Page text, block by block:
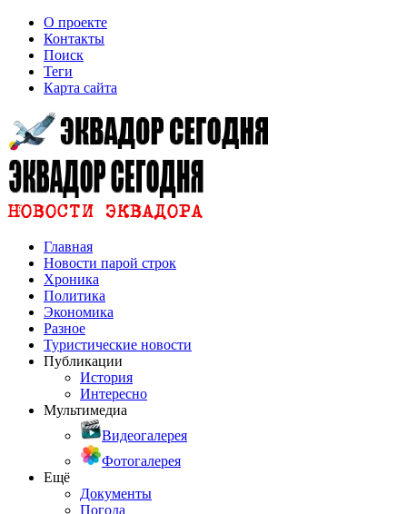
О проекте
Контакты
Поиск
Теги
Карта сайта
Главная
Новости парой строк
Хроника
Политика
Экономика
Разное
Туристические новости
Публикации
История
Интересно
Мультимедиа
Видеогалерея
Фотогалерея
Ещё
Документы
Погода